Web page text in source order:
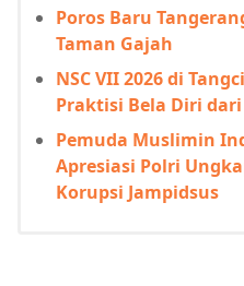
Poros Baru
Taman Gajah
NSC VII 2026 di
Praktisi Bela Diri
Pemuda Muslimin
Apresiasi Polri
Korupsi Jampidsus